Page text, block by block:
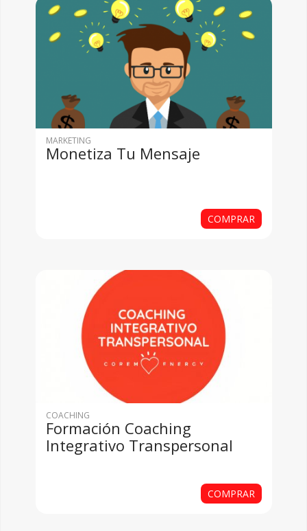
MARKETING
Monetiza Tu Mensaje
COMPRAR
COACHING
Formación Coaching
Integrativo Transpersonal
COMPRAR